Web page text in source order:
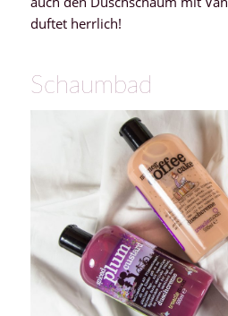
duftet herrlich!
Schaumbad